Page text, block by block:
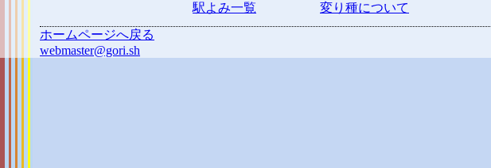
駅よみ一覧
変り種について
ホームページへ戻る
webmaster@gori.sh